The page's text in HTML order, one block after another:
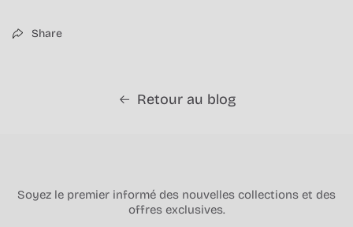
Share
Retour au blog
Soyez le premier informé des nouvelles collections et des
offres exclusives.